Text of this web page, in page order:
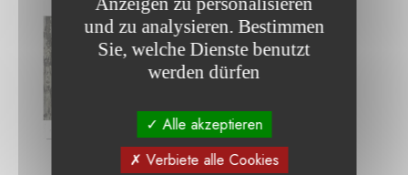
und zu analysieren. Bestimmen
Sie, welche Dienste benutzt
werden dürfen
Alle akzeptieren
Verbiete alle Cookies